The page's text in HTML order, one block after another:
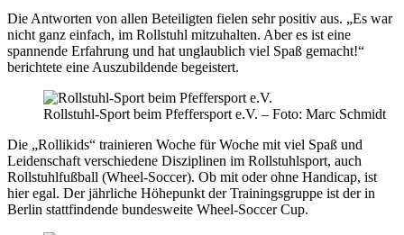
Die Antworten von allen Beteiligten fielen sehr positiv aus. „Es war
nicht ganz einfach, im Rollstuhl mitzuhalten. Aber es ist eine
spannende Erfahrung und hat unglaublich viel Spaß gemacht!“
berichtete eine Auszubildende begeistert.
Rollstuhl-Sport beim Pfeffersport e.V. – Foto: Marc Schmidt
Die „Rollikids“ trainieren Woche für Woche mit viel Spaß und
Leidenschaft verschiedene Disziplinen im Rollstuhlsport, auch
Rollstuhlfußball (Wheel-Soccer). Ob mit oder ohne Handicap, ist
hier egal. Der jährliche Höhepunkt der Trainingsgruppe ist der in
Berlin stattfindende bundesweite Wheel-Soccer Cup.